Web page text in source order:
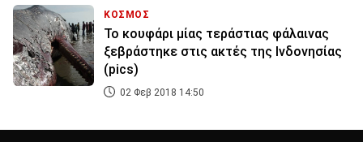
ΚΟΣΜΟΣ
Το κουφάρι μίας τεράστιας φάλαινας
ξεβράστηκε στις ακτές της Ινδονησίας
(pics)
02 Φεβ 2018 14:50